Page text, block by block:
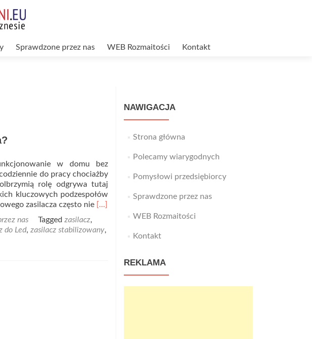
Sprawdzone przez nas WEB Rozmaitości Kontakt
w domu bez
do pracy chociażby
rolę odgrywa tutaj
kluczowych podzespołów
zasilacza często nie Read
Szukasz
swojego
komputera?
[…]
nas Tagged zasilacz,
do Led, zasilacz stabilizowany,
NAWIGACJA
Strona główna
Polecamy wiarygodnych
Pomysłowi przedsiębiorcy
Sprawdzone przez nas
WEB Rozmaitości
Kontakt
REKLAMA